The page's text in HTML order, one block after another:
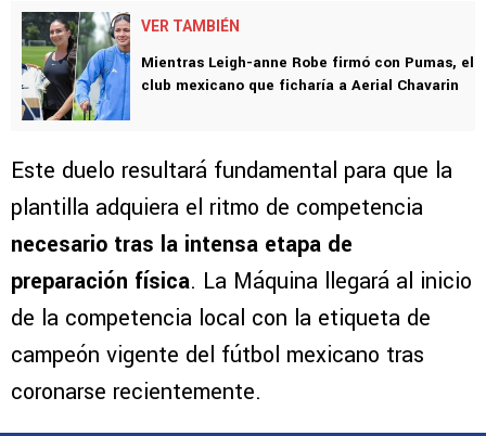
VER TAMBIÉN
Mientras Leigh-anne Robe firmó con Pumas, el
club mexicano que ficharía a Aerial Chavarin
Este duelo resultará fundamental para que la
plantilla adquiera el ritmo de competencia
necesario tras la intensa etapa de
preparación física. La Máquina llegará al inicio
de la competencia local con la etiqueta de
campeón vigente del fútbol mexicano tras
coronarse recientemente.